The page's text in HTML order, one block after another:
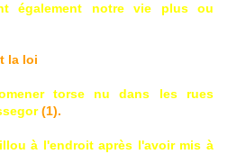
également notre vie plus ou
la loi
torse nu dans les rues
(1).
à l'endroit après l'avoir mis à